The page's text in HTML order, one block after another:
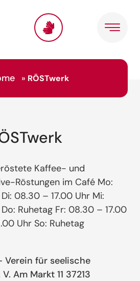
» RÖSTwerk
Kaffee- und
Röstungen im Café Mo:
08.30 – 17.00 Uhr Mi:
Ruhetag Fr: 08.30 – 17.00
Uhr So: Ruhetag
Verein für seelische
Am Markt 11 37213